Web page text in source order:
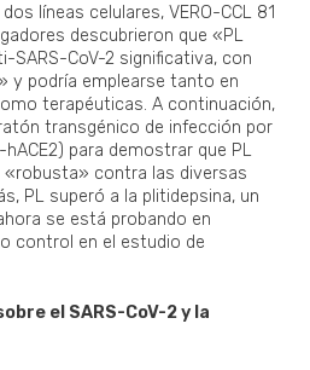
líneas celulares, VERO-CCL 81
descubrieron que «PL
SARS-CoV-2 significativa, con
y podría emplearse tanto en
terapéuticas. A continuación,
transgénico de infección por
para demostrar que PL
«robusta» contra las diversas
PL superó a la plitidepsina, un
se está probando en
control en el estudio de
el SARS-CoV-2 y la